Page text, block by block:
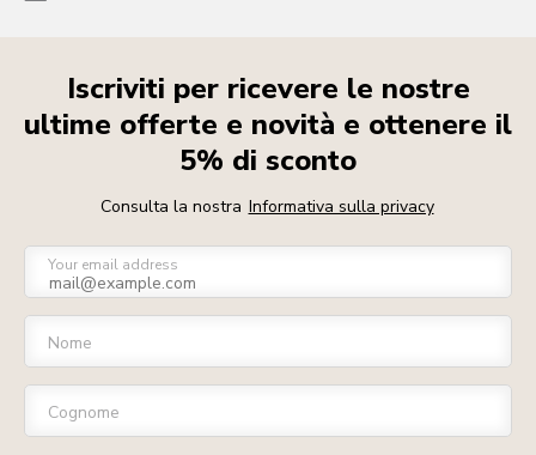
Iscriviti per ricevere le nostre
ultime offerte e novità e ottenere il
5% di sconto
Consulta la nostra Informativa sulla privacy
Your email address
Nome
Cognome